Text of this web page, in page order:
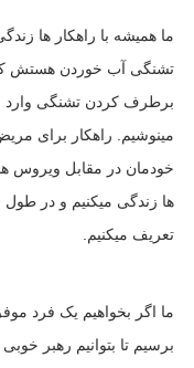
ما همیشه با راهکار ها
تشنگی آب خوردن هستش که
برطرف کردن تشنگی
مینوشیم. راهکار برای
خودمان در مقابل ویروس
ها زندگی میکنیم و در طول
تعریف میکنیم.
ما اگر بخواهیم یک فرد
برسیم تا بتوانیم رهبر